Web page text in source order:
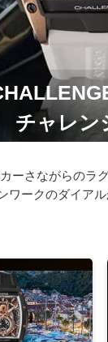
チャレン
ーさながらの
ークのダイア